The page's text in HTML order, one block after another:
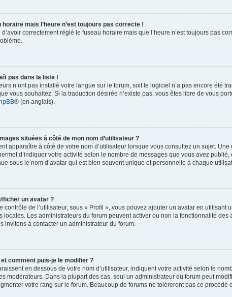
horaire mais l’heure n’est toujours pas correcte !
correctement réglé le fuseau horaire mais que l’heure n’est toujours pas
pas dans la liste !
n’ont pas installé votre langue sur le forum, soit le logiciel n’a pas encore été
vous souhaitez. Si la traduction désirée n’existe pas, vous êtes libre de vous
® (en anglais).
situées à côté de mon nom d’utilisateur ?
apparaître à côté de votre nom d’utilisateur lorsque vous consultez un sujet.
d’indiquer votre activité selon le nombre de messages que vous avez
sous le nom d’avatar qui est bien souvent unique et personnelle à chaque
un avatar ?
contrôle de l’utilisateur, sous « Profil », vous pouvez ajouter un avatar en
locales. Les administrateurs du forum peuvent activer ou non la fonctionnalité
invitons à contacter un administrateur du forum.
comment puis-je le modifier ?
en dessous de votre nom d’utilisateur, indiquent votre activité selon le
modérateurs. Dans la plupart des cas, seul un administrateur du forum peut
votre rang sur le forum. Beaucoup de forums ne toléreront pas ce